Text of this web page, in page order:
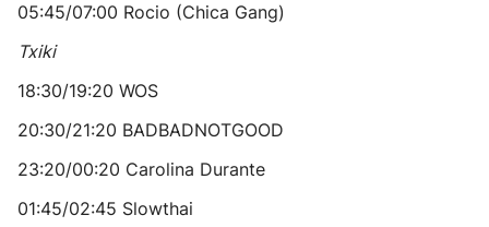
05:45/07:00 Rocio (Chica Gang)
Txiki
18:30/19:20 WOS
20:30/21:20 BADBADNOTGOOD
23:20/00:20 Carolina Durante
01:45/02:45 Slowthai